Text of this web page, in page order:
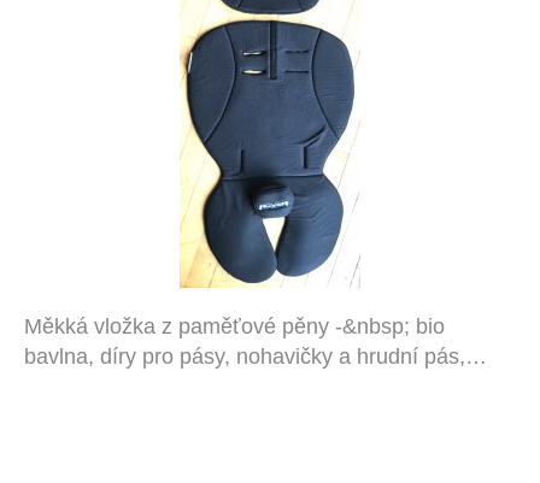
Měkká vložka z paměťové pěny -&nbsp; bio
bavlna, díry pro pásy, nohavičky a hrudní pás,…